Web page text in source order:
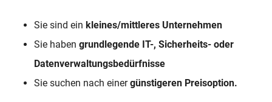
Sie sind ein kleines/mittleres Unternehmen
Sie haben grundlegende IT-, Sicherheits- oder
Datenverwaltungsbedürfnisse
Sie suchen nach einergünstigeren Preisoption.